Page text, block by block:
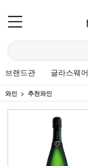
브랜드관 글라스웨어
와인 추천와인